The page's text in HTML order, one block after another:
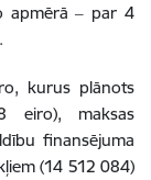
apmērā ‒ par 4
kurus plānots
eiro), maksas
finansējuma
(14 512 084)